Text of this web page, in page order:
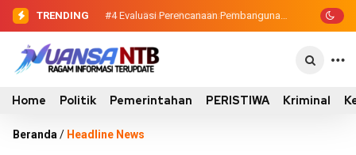
TRENDING #3 Dewan Pendidikan Temukan
Kondisi 305 Siswa SDN Kanar Belajar di
#4Evaluasi Perencanaan Pembangunan
2026, Pemkab Sumbawa Luncurkan
Home Politik Pemerintahan PERISTIWA Kriminal
Beranda / Headline News